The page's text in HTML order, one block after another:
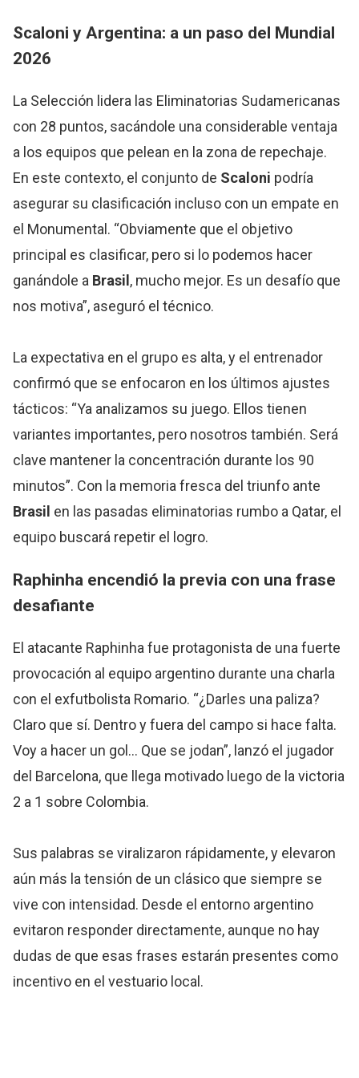
Scaloni y Argentina: a un paso del Mundial
2026
La Selección lidera las Eliminatorias Sudamericanas
con 28 puntos, sacándole una considerable ventaja
a los equipos que pelean en la zona de repechaje.
En este contexto, el conjunto de Scaloni podría
asegurar su clasificación incluso con un empate en
el Monumental. “Obviamente que el objetivo
principal es clasificar, pero si lo podemos hacer
ganándole a Brasil, mucho mejor. Es un desafío que
nos motiva”, aseguró el técnico.
La expectativa en el grupo es alta, y el entrenador
confirmó que se enfocaron en los últimos ajustes
tácticos: “Ya analizamos su juego. Ellos tienen
variantes importantes, pero nosotros también. Será
clave mantener la concentración durante los 90
minutos”. Con la memoria fresca del triunfo ante
Brasil en las pasadas eliminatorias rumbo a Qatar, el
equipo buscará repetir el logro.
Raphinha encendió la previa con una frase
desafiante
El atacante Raphinha fue protagonista de una fuerte
provocación al equipo argentino durante una charla
con el exfutbolista Romario. “¿Darles una paliza?
Claro que sí. Dentro y fuera del campo si hace falta.
Voy a hacer un gol… Que se jodan”, lanzó el jugador
del Barcelona, que llega motivado luego de la victoria
2 a 1 sobre Colombia.
Sus palabras se viralizaron rápidamente, y elevaron
aún más la tensión de un clásico que siempre se
vive con intensidad. Desde el entorno argentino
evitaron responder directamente, aunque no hay
dudas de que esas frases estarán presentes como
incentivo en el vestuario local.